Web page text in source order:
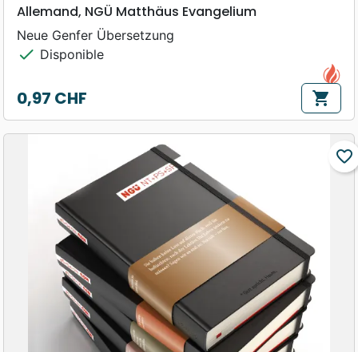
Allemand, NGÜ Matthäus Evangelium
Neue Genfer Übersetzung
check Disponible
Prix
0,97 CHF shopping_cart
favorite_border